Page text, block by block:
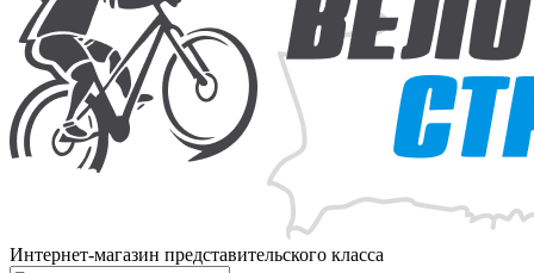
Интернет-магазин представительского класса